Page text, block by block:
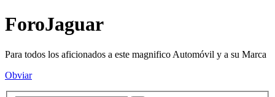
ForoJaguar
Para todos los aficionados a este magnifico Automóvil y a su Marca
Obviar